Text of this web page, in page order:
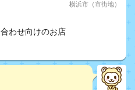
横浜市（市街地）
わせ向けのお店